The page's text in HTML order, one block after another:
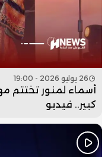
26 يوليو 2026 - 19:00
أسماء لمنور تختتم
كبير.. فيديو